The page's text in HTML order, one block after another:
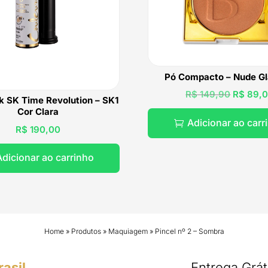
SK Time Revolution – SK1
Cor Clara
R$ 190,00
ao carrinho
Pó Compacto – Nude
R$149,90 O
preço
original
era:
R$
 Adicionar ao
Home» Produtos» Maquiagem» Pincel nº 2 – Sombra